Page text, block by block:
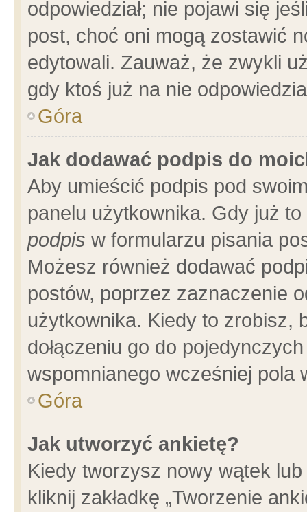
odpowiedział; nie pojawi się
post, choć oni mogą zostawić
edytowali. Zauważ, że zwykli
gdy ktoś już na nie
Góra
Jak dodawać podpis do
Aby umieścić podpis pod
panelu użytkownika. Gdy już
podpis w formularzu pisania
Możesz również dodawać
postów, poprzez zaznaczenie
użytkownika. Kiedy to zrobisz,
dołączeniu go do
wspomnianego wcześniej pola
Góra
Jak utworzyć ankietę?
Kiedy tworzysz nowy wątek
kliknij zakładkę „Tworzenie